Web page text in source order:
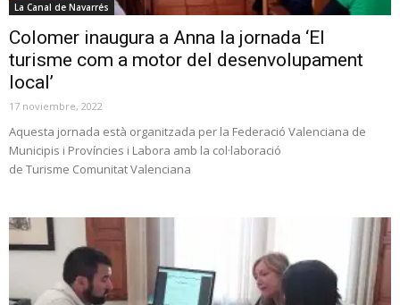
La Canal de Navarrés
Colomer inaugura a Anna la jornada ‘El
turisme com a motor del desenvolupament
local’
17 noviembre, 2022
Aquesta jornada està organitzada per la Federació Valenciana de
Municipis i Províncies i Labora amb la col·laboració
de Turisme Comunitat Valenciana